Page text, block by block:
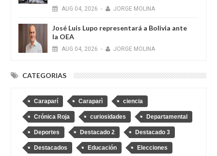
AUG 04, 2026 - JORGE MOLINA
José Luis Lupo representará a Bolivia ante
la OEA
AUG 04, 2026 - JORGE MOLINA
CATEGORIAS
Caraparí Caraparì ciencia
Crónica Roja curiosidades Departamental
Deportes Destacado 2 Destacado 3
Destacados Educación Elecciones